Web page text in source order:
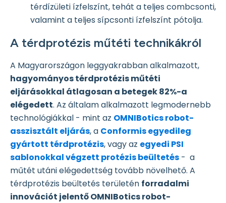
térdízületi ízfelszínt, tehát a teljes combcsonti,
valamint a teljes sípcsonti ízfelszínt pótolja.
A térdprotézis műtéti technikákról
A Magyarországon leggyakrabban alkalmazott,
hagyományos térdprotézis műtéti
eljárásokkal átlagosan a betegek 82%-a
elégedett. Az általam alkalmazott legmodernebb
technológiákkal - mint az OMNIBotics robot-
asszisztált eljárás, a Conformis egyedileg
gyártott térdprotézis, vagy az egyedi PSI
sablonokkal végzett protézis beültetés - a
műtét utáni elégedettség tovább növelhető. A
térdprotézis beültetés területén forradalmi
innovációt jelentő OMNIBotics robot-